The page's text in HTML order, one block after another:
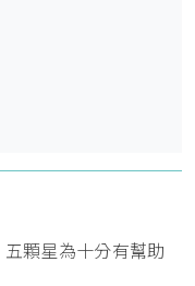
顆星為十分有幫助